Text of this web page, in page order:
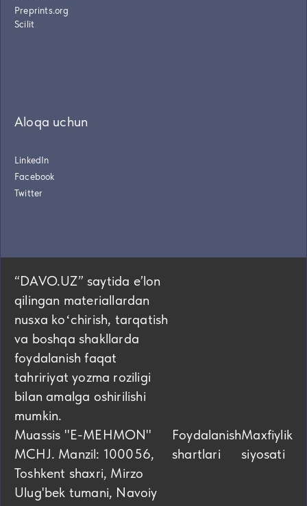
Preprints.org
Scilit
Aloqa uchun
LinkedIn
Facebook
Twitter
“DAVO.UZ” saytida eʼlon
qilingan materiallardan
nusxa koʻchirish, tarqatish
va boshqa shakllarda
foydalanish faqat
tahririyat yozma roziligi
bilan amalga oshirilishi
mumkin.
Muassis "E-MEHMON"
MCHJ. Manzil: 100056,
Toshkent shaxri, Mirzo
Ulug'bek tumani, Navoiy
Foydalanish
shartlari
Maxfiylik
siyosati